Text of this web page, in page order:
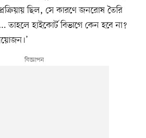
ছিল, সে কারণে জনরোষ তৈরি
তাহলে হাইকোর্ট বিভাগে কেন হবে না?